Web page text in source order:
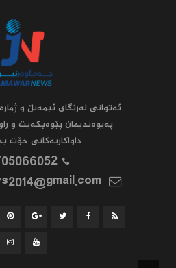
ئه‌توانى له‌رێگاى ئیمه‌یڵ و
په‌یوه‌ندیمان پێوه‌بکه‌یت و
داواکاریه‌کانى خۆت